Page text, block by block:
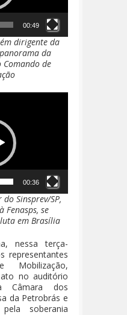
00:49
dirigente da
da
de
00:36
Sinsprev/SP,
se
em Brasília
nessa terça-
representantes
no auditório
Câmara dos
da Petrobrás e
soberania